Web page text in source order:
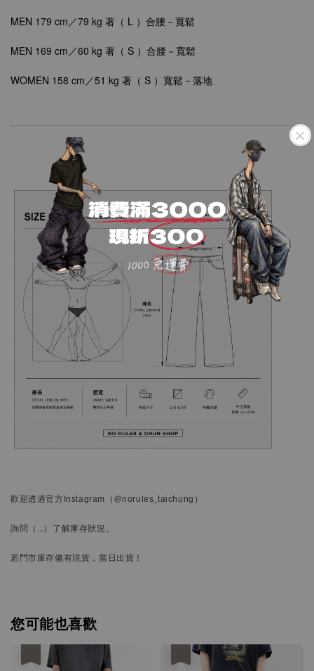
MEN 179 cm／79 kg 著（ L ） 合腰－寬鬆
MEN 169 cm／60 kg 著（ S ）合腰 － 寬鬆
WOMEN 158 cm／51 kg 著（ S ） 寬鬆－落地
歡迎透過官方Instagram （@norules_taichung）
詢問 （…） 了解庫存狀況。
若門市庫存備有現貨，當日出貨！
您可能也喜歡